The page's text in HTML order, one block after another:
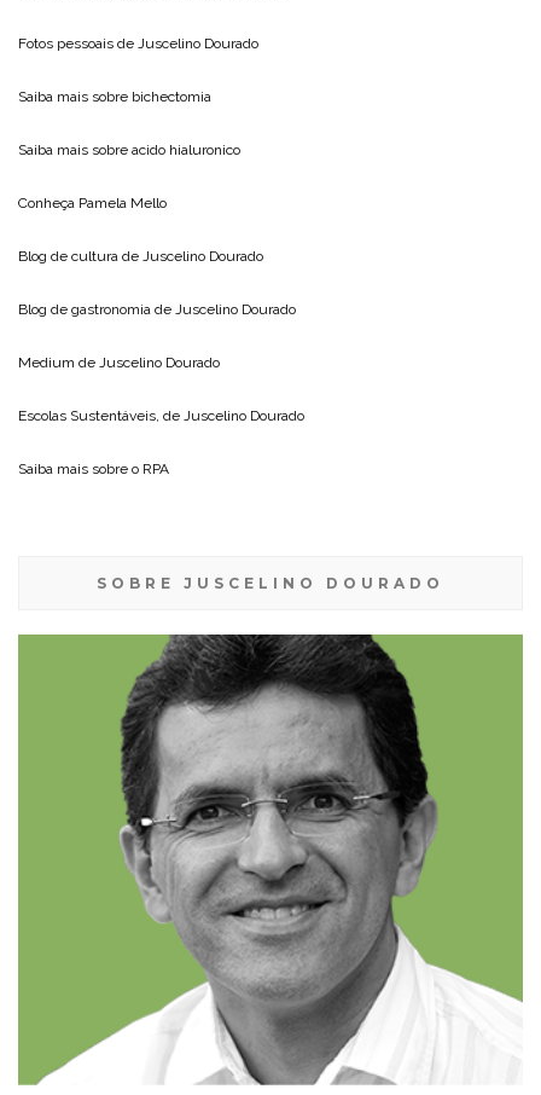
Fotos pessoais de Juscelino Dourado
Saiba mais sobre bichectomia
Saiba mais sobre acido hialuronico
Conheça Pamela Mello
Blog de cultura de Juscelino Dourado
Blog de gastronomia de Juscelino Dourado
Medium de Juscelino Dourado
Escolas Sustentáveis, de Juscelino Dourado
Saiba mais sobre o RPA
SOBRE JUSCELINO DOURADO